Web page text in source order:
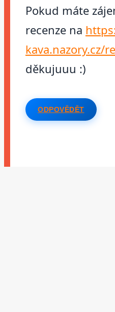
Pokud máte
recenze na
kava.nazory.cz/
děkujuuu :)
ODPOVĚDĚT